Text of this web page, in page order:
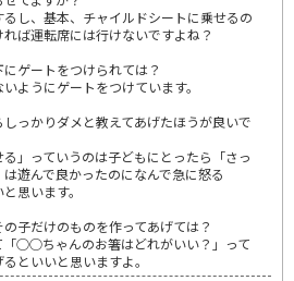
し、基本、チャイルドシートに乗せるの
ば運転席には行けないですよね？
ゲートをつけられては？
ようにゲートをつけています。
っかりダメと教えてあげたほうが良いで
る」っていうのは子どもにとったら「さっ
遊んで良かったのになんで急に怒る
思います。
子だけのものを作ってあげては？
「○○ちゃんのお箸はどれがいい？」って
といいと思いますよ。